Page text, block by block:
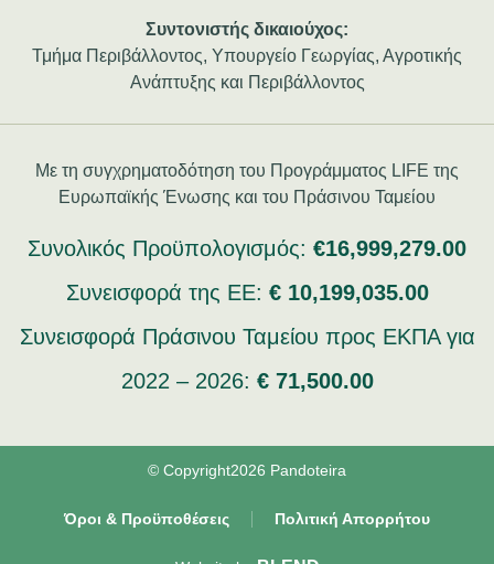
Συντονιστής δικαιούχος:
Τμήμα Περιβάλλοντος, Υπουργείο Γεωργίας, Αγροτικής
Ανάπτυξης και Περιβάλλοντος
Με τη συγχρηματοδότηση του Προγράμματος LIFE της
Ευρωπαϊκής Ένωσης και του Πράσινου Ταμείου
Συνολικός Προϋπολογισμός: €16,999,279.00
Συνεισφορά της ΕΕ: € 10,199,035.00
Συνεισφορά Πράσινου Ταμείου προς ΕΚΠΑ για
2022 – 2026: € 71,500.00
© Copyright2026 Pandoteira
Όροι & Προϋποθέσεις Πολιτική Απορρήτου